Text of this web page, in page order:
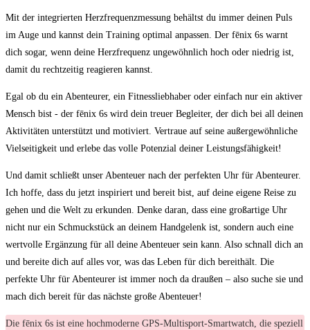
Mit der‍ integrierten ‍Herzfrequenzmessung⁢ behältst du immer deinen‍ Puls‌
im Auge und kannst dein ⁣Training optimal anpassen. Der fēnix‍ 6s warnt
dich sogar, wenn‍ deine⁢ Herzfrequenz ungewöhnlich hoch oder niedrig ist,
⁢damit du​ rechtzeitig reagieren kannst.
Egal ob du ein‌ Abenteurer, ein Fitnessliebhaber ‌oder einfach⁣ nur ein⁢ aktiver
Mensch bist ⁤-‌ der ⁢fēnix 6s wird dein treuer ⁢Begleiter, der dich bei all deinen
Aktivitäten unterstützt und motiviert. Vertraue auf seine außergewöhnliche
Vielseitigkeit und erlebe das volle Potenzial deiner Leistungsfähigkeit!
Und damit schließt unser Abenteuer nach ⁤der perfekten Uhr für Abenteurer.
Ich ‌hoffe, dass du‌ jetzt inspiriert und bereit bist, auf deine ⁣eigene Reise zu
gehen und die Welt zu erkunden. Denke daran, dass eine großartige Uhr
nicht nur ein Schmuckstück an deinem ⁤Handgelenk ist, ⁤sondern auch eine
‌wertvolle Ergänzung ‌für ‍all deine ​Abenteuer sein kann. Also schnall ​dich an
und bereite dich auf ⁣alles vor, was das Leben für dich bereithält.​ Die
perfekte Uhr für Abenteurer ist immer noch⁤ da draußen – also suche ‍sie‍ und
mach dich ​bereit für das ⁣nächste große Abenteuer!
Die fēnix 6s ist eine hochmoderne GPS-Multisport-Smartwatch, die speziell